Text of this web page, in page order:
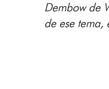
Dembow de
de ese tema,